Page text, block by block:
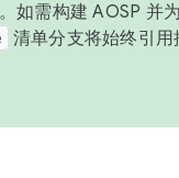
如需构建 AOSP 并
清单分支将始终引